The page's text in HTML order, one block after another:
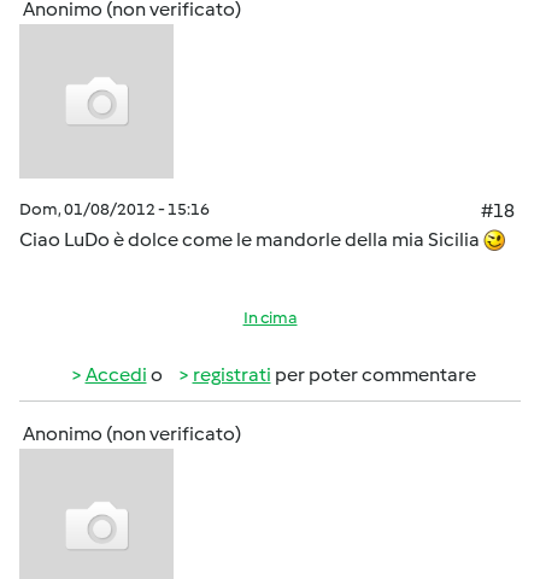
Anonimo (non verificato)
Dom, 01/08/2012 - 15:16
#18
Ciao LuDo è dolce come le mandorle della mia Sicilia
In cima
Accedi o registrati per poter commentare
Anonimo (non verificato)